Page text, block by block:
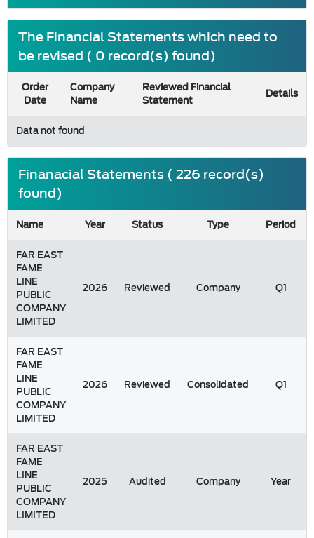
The Financial Statements which need to
be revised ( 0 record(s) found)
Order
Date
Company
Name
Reviewed Financial
Statement
Details
Data not found
Finanacial Statements ( 226 record(s)
found)
Name Year Status Type
Period
FAR EAST
FAME
LINE
PUBLIC
COMPANY
LIMITED
2026 Reviewed Company Q1
FAR EAST
FAME
LINE
PUBLIC
COMPANY
LIMITED
2026 Reviewed Consolidated Q1
FAR EAST
FAME
LINE
PUBLIC
COMPANY
LIMITED
2025 Audited Company Year